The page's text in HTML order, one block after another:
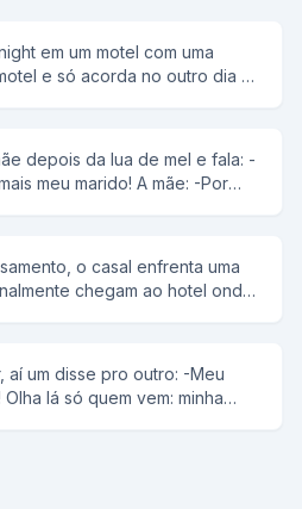
em um motel com uma
e só acorda no outro dia às
despistá-los"!
depois da lua de mel e fala: -
meu marido! A mãe: -Por
se gostaram da piada muiito
o casal enfrenta uma
chegam ao hotel onde
coisa errada. - Que foi,
alguma coisa? - Sabe
aí um disse pro outro: -Meu
lá só quem vem: minha